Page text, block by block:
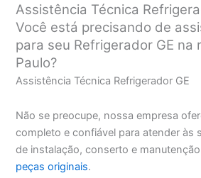
Assistência Técnica
Você está precisando de
para seu Refrigerador GE na
Paulo?
Assistência Técnica Refrigerador GE
Não se preocupe, nossa empresa
completo e confiável para atender às
de instalação, conserto e
peças originais.